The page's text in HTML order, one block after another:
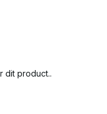
dit product..